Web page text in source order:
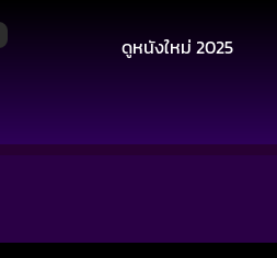
ดูหนังใหม่ 2025